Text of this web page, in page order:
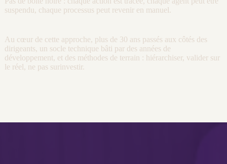
suspendu, chaque processus peut revenir en manuel.
Au cœur de cette approche, plus de 30 ans passés aux côtés des
dirigeants, un socle technique bâti par des années de
développement, et des méthodes de terrain : hiérarchiser, valider sur
le réel, ne pas surinvestir.